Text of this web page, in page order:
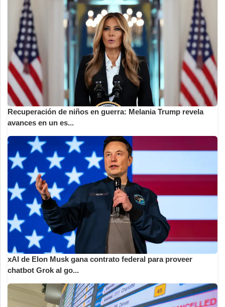
Recuperación de niños en guerra: Melania Trump revela
avances en un es...
xAI de Elon Musk gana contrato federal para proveer
chatbot Grok al go...